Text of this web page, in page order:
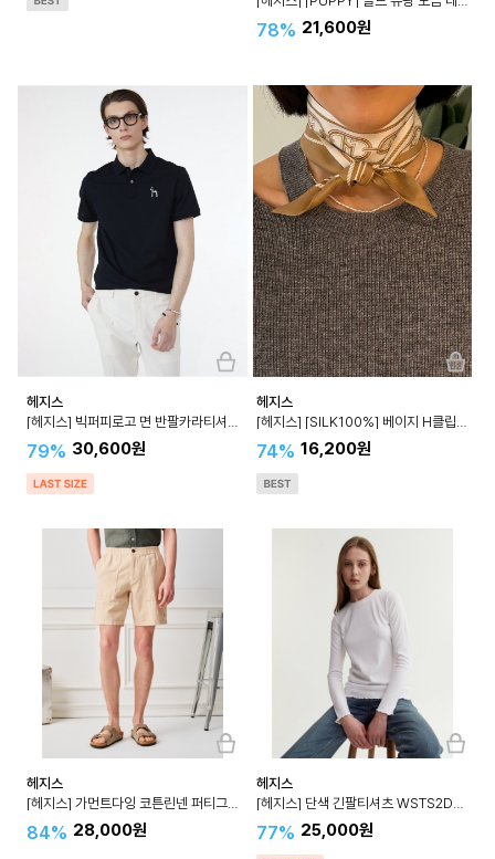
78% 21,600원
헤지스
79% 30,600원
헤지스
74% 16,200원
헤지스
84% 28,000원
헤지스
77% 25,000원